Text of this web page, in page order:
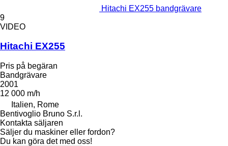
Hitachi EX255 bandgrävare
9
VIDEO
Hitachi EX255
Pris på begäran
Bandgrävare
2001
12 000 m/h
Italien, Rome
Bentivoglio Bruno S.r.l.
Kontakta säljaren
Säljer du maskiner eller fordon?
Du kan göra det med oss!